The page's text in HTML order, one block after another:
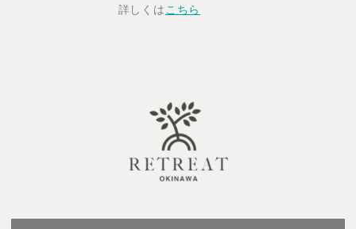
詳しくはこちら